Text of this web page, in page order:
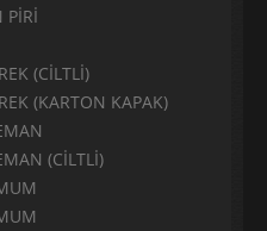
PİRİ
(CİLTLİ)
(KARTON KAPAK)
(CİLTLİ)